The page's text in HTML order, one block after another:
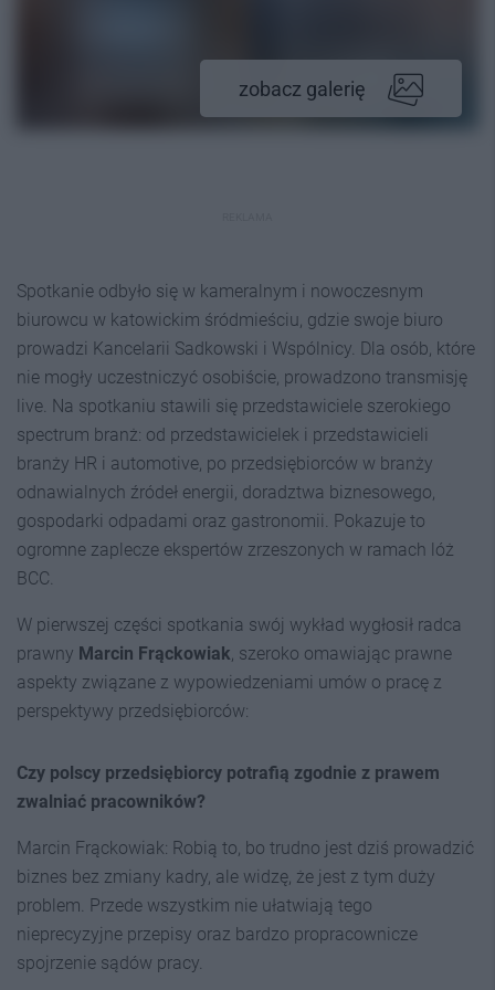
zobacz galerię
Spotkanie odbyło się w kameralnym i nowoczesnym
biurowcu w katowickim śródmieściu, gdzie swoje biuro
prowadzi Kancelarii Sadkowski i Wspólnicy. Dla osób, które
nie mogły uczestniczyć osobiście, prowadzono transmisję
live. Na spotkaniu stawili się przedstawiciele szerokiego
spectrum branż: od przedstawicielek i przedstawicieli
branży HR i automotive, po przedsiębiorców w branży
odnawialnych źródeł energii, doradztwa biznesowego,
gospodarki odpadami oraz gastronomii. Pokazuje to
ogromne zaplecze ekspertów zrzeszonych w ramach lóż
BCC.
W pierwszej części spotkania swój wykład wygłosił radca
prawny Marcin Frąckowiak, szeroko omawiając prawne
aspekty związane z wypowiedzeniami umów o pracę z
perspektywy przedsiębiorców:
Czy polscy przedsiębiorcy potrafią zgodnie z prawem
zwalniać pracowników?
Marcin Frąckowiak: Robią to, bo trudno jest dziś prowadzić
biznes bez zmiany kadry, ale widzę, że jest z tym duży
problem. Przede wszystkim nie ułatwiają tego
nieprecyzyjne przepisy oraz bardzo propracownicze
spojrzenie sądów pracy.